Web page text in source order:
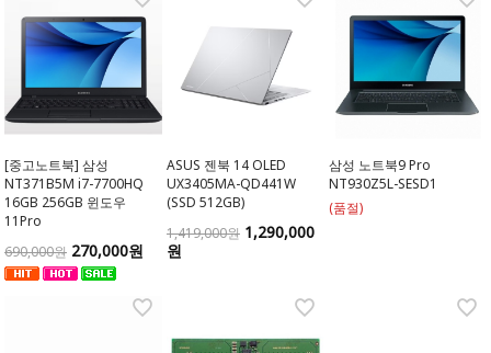
[중고노트북] 삼성
NT371B5M i7-7700HQ
16GB 256GB 윈도우
11Pro
690,000원 270,000원
ASUS 젠북 14 OLED
UX3405MA-QD441W
(SSD 512GB)
1,419,000원 1,290,000
원
삼성 노트북9 Pro
NT930Z5L-SESD1
(품절)